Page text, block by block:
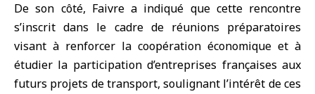
De son côté, Faivre a indiqué que cette rencontre
s’inscrit dans le cadre de réunions préparatoires
visant à renforcer la coopération économique et à
étudier la participation d’entreprises françaises aux
futurs projets de transport, soulignant l’intérêt de ces